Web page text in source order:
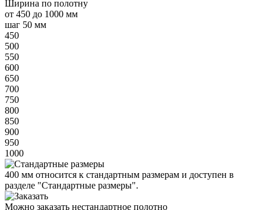
Ширина по полотну
от 450 до 1000 мм
шаг 50 мм
450
500
550
600
650
700
750
800
850
900
950
1000
400 мм относится к стандартным размерам и доступен в
разделе "Стандартные размеры".
Можно заказать нестандартное полотно